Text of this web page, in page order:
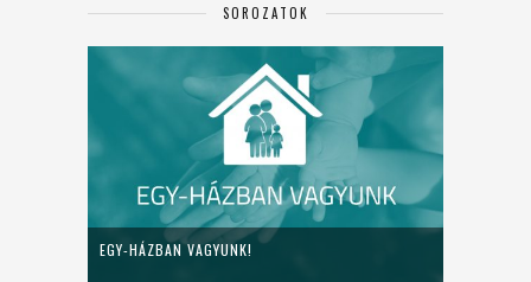
SOROZATOK
EGY-HÁZBAN VAGYUNK!